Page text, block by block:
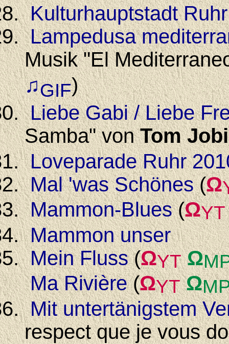
Kulturhauptstadt
Lampedusa
Musik "El
♫GIF)
Liebe Gabi / Liebe
Samba" vonTom
Loveparade Ruhr
Mal 'was Schönes(Ω
Mammon-Blues(ΩYT
Mammon unser
Mein Fluss(ΩYT Ω
Ma Rivière(ΩYT Ω
Mit untertänigstem
respect que je vous